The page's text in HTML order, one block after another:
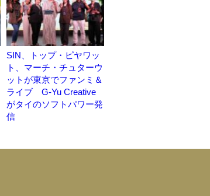
SIN、トップ・ピヤワッ
ト、マーチ・チュターウ
ットが東京でファンミ＆
ライブ G-Yu Creative
がタイのソフトパワー発
信